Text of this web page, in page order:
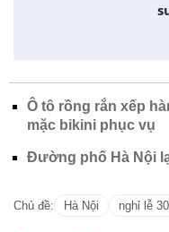
Ô tô rồng rắn xếp
mặc bikini phục vụ
Đường phố Hà Nội
Chủ đề: Hà Nội nghỉ lễ